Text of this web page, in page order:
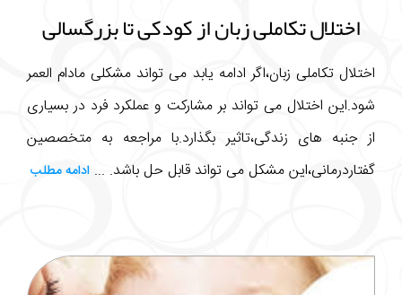
اختلال تکاملی زبان از کودکی تا بزرگسالی
اختلال تکاملی زبان،اگر ادامه یابد می تواند مشکلی مادام العمر
شود.این اختلال می تواند بر مشارکت و عملکرد فرد در بسیاری
از جنبه های زندگی،تاثیر بگذارد.با مراجعه به متخصصین
گفتاردرمانی،این مشکل می تواند قابل حل باشد. ... ادامه مطلب